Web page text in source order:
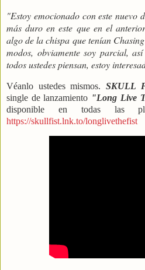
"Estoy emocionado con este nuevo
más duro en este que en el
algo de la chispa que tenían
modos, obviamente soy parcial,
todos ustedes piensan, estoy
Véanlo ustedes mismos. SKULL
single de lanzamiento "Long Live
disponible en todas las
https://skullfist.lnk.to/longlivethefist